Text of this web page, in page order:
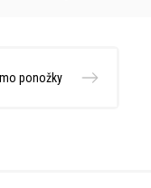
ponožky